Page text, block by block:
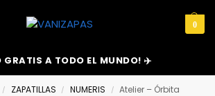
0
GRATIS A TODO EL MUNDO! ✈️
/ ZAPATILLAS / NUMERIS / Atelier – Órbita